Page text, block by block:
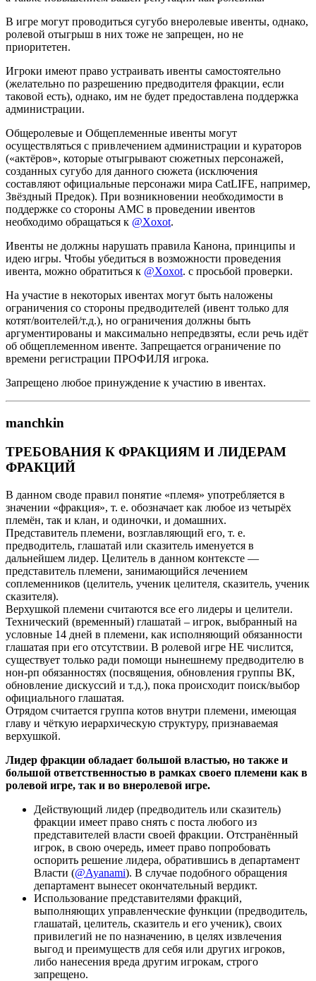
В игре могут проводиться сугубо внеролевые ивенты, однако,
ролевой отыгрыш в них тоже не запрещен, но не
приоритетен.
Игроки имеют право устраивать ивенты самостоятельно
(желательно по разрешению предводителя фракции, если
таковой есть), однако, им не будет предоставлена поддержка
администрации.
Общеролевые и Общеплеменные ивенты могут
осуществляться с привлечением администрации и кураторов
(«актёров», которые отыгрывают сюжетных персонажей,
созданных сугубо для данного сюжета (исключения
составляют официальные персонажи мира CatLIFE, например,
Звёздный Предок). При возникновении необходимости в
поддержке со стороны АМС в проведении ивентов
необходимо обращаться к @Xoxot.
Ивенты не должны нарушать правила Канона, принципы и
идею игры. Чтобы убедиться в возможности проведения
ивента, можно обратиться к @Xoxot. с просьбой проверки.
На участие в некоторых ивентах могут быть наложены
ограничения со стороны предводителей (ивент только для
котят/воителей/т.д.), но ограничения должны быть
аргументированы и максимально непредвзяты, если речь идёт
об общеплеменном ивенте. Запрещается ограничение по
времени регистрации ПРОФИЛЯ игрока.
Запрещено любое принуждение к участию в ивентах.
manchkin
ТРЕБОВАНИЯ К ФРАКЦИЯМ И ЛИДЕРАМ
ФРАКЦИЙ
В данном своде правил понятие «племя» употребляется в
значении «фракция», т. е. обозначает как любое из четырёх
племён, так и клан, и одиночки, и домашних.
Представитель племени, возглавляющий его, т. е.
предводитель, глашатай или сказитель именуется в
дальнейшем лидер. Целитель в данном контексте —
представитель племени, занимающийся лечением
соплеменников (целитель, ученик целителя, сказитель, ученик
сказителя).
Верхушкой племени считаются все его лидеры и целители.
Технический (временный) глашатай – игрок, выбранный на
условные 14 дней в племени, как исполняющий обязанности
глашатая при его отсутствии. В ролевой игре НЕ числится,
существует только ради помощи нынешнему предводителю в
нон-рп обязанностях (посвящения, обновления группы ВК,
обновление дискуссий и т.д.), пока происходит поиск/выбор
официального глашатая.
Отрядом считается группа котов внутри племени, имеющая
главу и чёткую иерархическую структуру, признаваемая
верхушкой.
Лидер фракции обладает большой властью, но также и
большой ответственностью в рамках своего племени как в
ролевой игре, так и во внеролевой игре.
Действующий лидер (предводитель или сказитель)
фракции имеет право снять с поста любого из
представителей власти своей фракции. Отстранённый
игрок, в свою очередь, имеет право попробовать
оспорить решение лидера, обратившись в департамент
Власти (@Ayanami). В случае подобного обращения
департамент вынесет окончательный вердикт.
Использование представителями фракций,
выполняющих управленческие функции (предводитель,
глашатай, целитель, сказитель и его ученик), своих
привилегий не по назначению, в целях извлечения
выгод и преимуществ для себя или других игроков,
либо нанесения вреда другим игрокам, строго
запрещено.